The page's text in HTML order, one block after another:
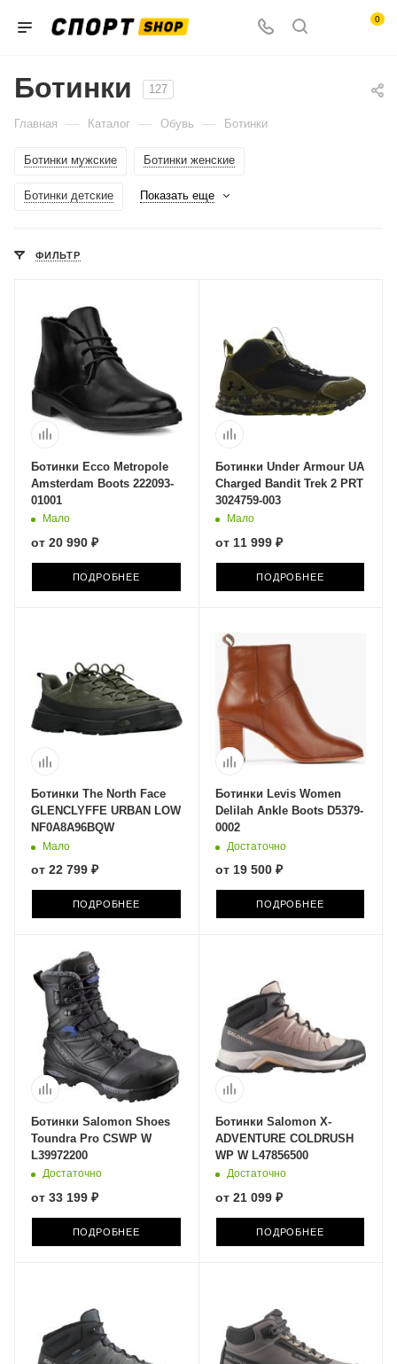
0
Ботинки 127
Главная — Каталог — Обувь — Ботинки
Ботинки мужские Ботинки женские
Ботинки детские Показать еще
ФИЛЬТР
Ботинки Ecco Metropole
Amsterdam Boots 222093-
01001
Мало
от 20 990 ₽
ПОДРОБНЕЕ
Ботинки Under Armour UA
Charged Bandit Trek 2 PRT
3024759-003
Мало
от 11 999 ₽
ПОДРОБНЕЕ
Ботинки The North Face
GLENCLYFFE URBAN LOW
NF0A8A96BQW
Мало
от 22 799 ₽
ПОДРОБНЕЕ
Ботинки Levis Women
Delilah Ankle Boots D5379-
0002
Достаточно
от 19 500 ₽
ПОДРОБНЕЕ
Ботинки Salomon Shoes
Toundra Pro CSWP W
L39972200
Достаточно
от 33 199 ₽
ПОДРОБНЕЕ
Ботинки Salomon X-
ADVENTURE COLDRUSH
WP W L47856500
Достаточно
от 21 099 ₽
ПОДРОБНЕЕ